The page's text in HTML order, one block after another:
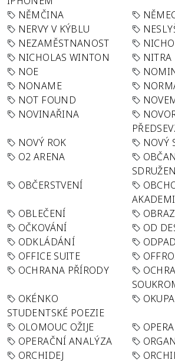
NĚMČINA
NERVY V KÝBLU
NEZAMĚSTNANOST
NICHOLAS WINTON
NITRA
NOE
NONAME
NOT FOUND
NOVINAŘINA
NOVÝ ROK
NOVÝ
O2 ARENA
OBČERSTVENÍ
OBLEČENÍ
OČKOVÁNÍ
OD
ODKLÁDÁNÍ
OFFICE SUITE
OCHRANA PŘÍRODY
OKÉNKO
STUDENTSKÉ POEZIE
OLOMOUC OŽIJE
OPERA
OPERAČNÍ ANALÝZA
ORCHIDEJ